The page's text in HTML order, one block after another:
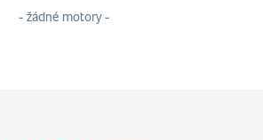
- žádné motory -